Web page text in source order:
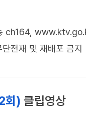
ch164,
전재 및 재배포 금지
회) 클립영상